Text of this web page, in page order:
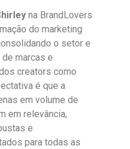
na BrandLovers
do marketing
o setor e
marcas e
creators como
é que a
em volume de
em relevância,
e
para todas as